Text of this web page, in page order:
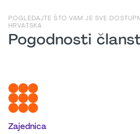
POGLEDAJTE ŠTO VAM JE SVE
HRVATSKA
Pogodnosti
Zajednica